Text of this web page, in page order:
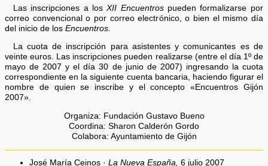
Las inscripciones a losXII Encuentrospueden formalizarse por
correo convencional o por correo electrónico, o bien el mismo día
del inicio de losEncuentros.
La cuota de inscripción para asistentes y comunicantes es de
veinte euros. Las inscripciones pueden realizarse (entre el día 1º de
mayo de 2007 y el día 30 de junio de 2007) ingresando la cuota
correspondiente en la siguiente cuenta bancaria, haciendo figurar el
nombre de quien se inscribe y el concepto «Encuentros Gijón
2007».
Organiza: Fundación Gustavo Bueno
Coordina: Sharon Calderón Gordo
Colabora: Ayuntamiento de Gijón
José María Ceinos · La Nueva España, 6 julio 2007